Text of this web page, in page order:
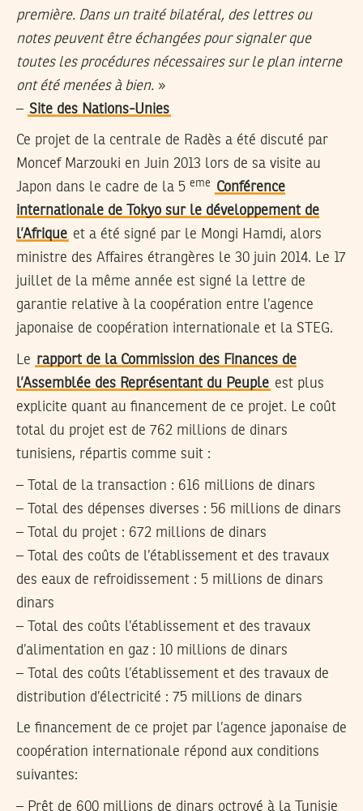
première. Dans un traité bilatéral, des lettres ou
notes peuvent être échangées pour signaler que
toutes les procédures nécessaires sur le plan interne
ont été menées à bien. »
– Site des Nations-Unies
Ce projet de la centrale de Radès a été discuté par
Moncef Marzouki en Juin 2013 lors de sa visite au
Japon dans le cadre de la 5 eme
Conférence
internationale de Tokyo sur le développement de
l’Afrique et a été signé par le Mongi Hamdi, alors
ministre des Affaires étrangères le 30 juin 2014. Le 17
juillet de la même année est signé la lettre de
garantie relative à la coopération entre l’agence
japonaise de coopération internationale et la STEG.
Le rapport de la Commission des Finances de
l’Assemblée des Représentant du Peuple est plus
explicite quant au financement de ce projet. Le coût
total du projet est de 762 millions de dinars
tunisiens, répartis comme suit :
– Total de la transaction : 616 millions de dinars
– Total des dépenses diverses : 56 millions de dinars
– Total du projet : 672 millions de dinars
– Total des coûts de l’établissement et des travaux
des eaux de refroidissement : 5 millions de dinars
dinars
– Total des coûts l’établissement et des travaux
d’alimentation en gaz : 10 millions de dinars
– Total des coûts l’établissement et des travaux de
distribution d’électricité : 75 millions de dinars
Le financement de ce projet par l’agence japonaise de
coopération internationale répond aux conditions
suivantes:
– Prêt de 600 millions de dinars octroyé à la Tunisie